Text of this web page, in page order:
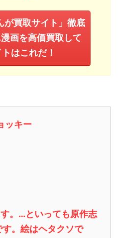
が買取サイト」徹底
画を高価買取して
はこれだ！
ッキー
。…といっても原作志
。絵はヘタクソで